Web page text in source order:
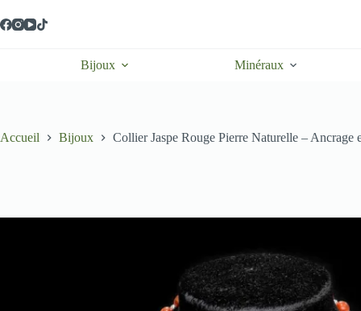
au
contenu
Bijoux Minéraux
Accueil Bijoux Collier Jaspe Rouge Pierre Naturelle – Ancrage